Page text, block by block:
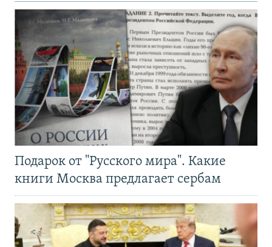
Подарок от "Русского мира". Какие
книги Москва предлагает сербам